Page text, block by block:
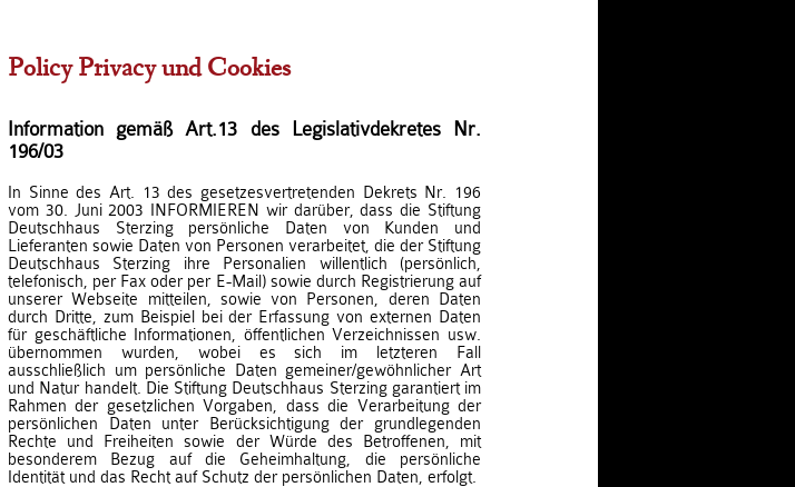
Policy Privacy und Cookies
Information gemäß Art.13 des Legislativdekretes Nr.
196/03
In Sinne des Art. 13 des gesetzesvertretenden Dekrets Nr. 196
vom 30. Juni 2003 INFORMIEREN wir darüber, dass die Stiftung
Deutschhaus Sterzing persönliche Daten von Kunden und
Lieferanten sowie Daten von Personen verarbeitet, die der Stiftung
Deutschhaus Sterzing ihre Personalien willentlich (persönlich,
telefonisch, per Fax oder per E-Mail) sowie durch Registrierung auf
unserer Webseite mitteilen, sowie von Personen, deren Daten
durch Dritte, zum Beispiel bei der Erfassung von externen Daten
für geschäftliche Informationen, öffentlichen Verzeichnissen usw.
übernommen wurden, wobei es sich im letzteren Fall
ausschließlich um persönliche Daten gemeiner/gewöhnlicher Art
und Natur handelt. Die Stiftung Deutschhaus Sterzing garantiert im
Rahmen der gesetzlichen Vorgaben, dass die Verarbeitung der
persönlichen Daten unter Berücksichtigung der grundlegenden
Rechte und Freiheiten sowie der Würde des Betroffenen, mit
besonderem Bezug auf die Geheimhaltung, die persönliche
Identität und das Recht auf Schutz der persönlichen Daten, erfolgt.